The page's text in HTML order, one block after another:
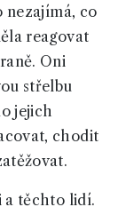
nezajímá, co
reagovat
Oni
střelbu
jejich
chodit
a těchto lidí.